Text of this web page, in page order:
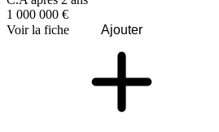
1 000 000 €
Voir la fiche
Ajouter